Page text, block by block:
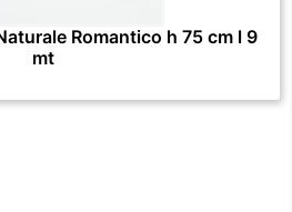
Romantico h 75 cm l 9
mt